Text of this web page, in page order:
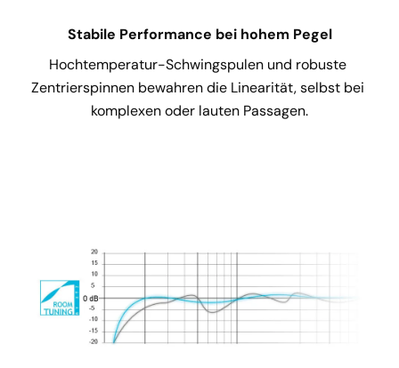
Stabile Performance bei hohem Pegel
Hochtemperatur-Schwingspulen und robuste
Zentrierspinnen bewahren die Linearität, selbst bei
komplexen oder lauten Passagen.